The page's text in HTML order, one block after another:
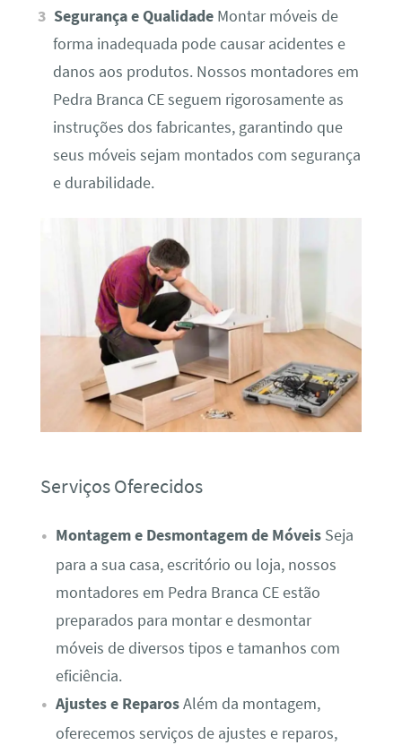
Segurança e Qualidade Montar móveis de
forma inadequada pode causar acidentes e
danos aos produtos. Nossos montadores em
Pedra Branca CE seguem rigorosamente as
instruções dos fabricantes, garantindo que
seus móveis sejam montados com segurança
e durabilidade.
Serviços Oferecidos
Montagem e Desmontagem de MóveisSeja
para a sua casa, escritório ou loja, nossos
montadores em Pedra Branca CE estão
preparados para montar e desmontar
móveis de diversos tipos e tamanhos com
eficiência.
Ajustes e ReparosAlém da montagem,
oferecemos serviços de ajustes e reparos,